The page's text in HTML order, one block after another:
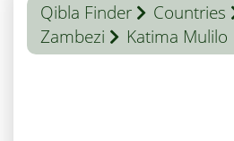
Qibla Finder Countries
Zambezi
Katima Mulilo